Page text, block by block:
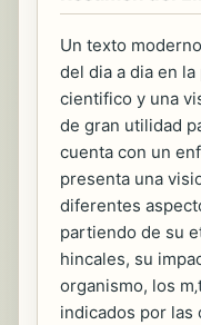
Un texto
del dia a dia en
cientifico y una
de gran utilidad
cuenta con un
presenta una
diferentes
partiendo de su
hincales, su
organismo, los
indicados por las